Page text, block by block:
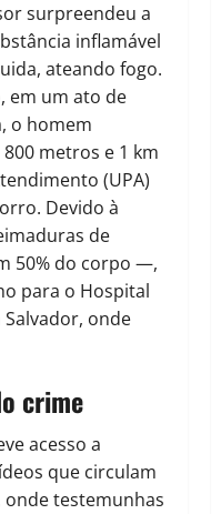
surpreendeu a
inflamável
ateando fogo.
em um ato de
o homem
metros e 1 km
(UPA)
Devido à
de
50% do corpo —,
para o Hospital
Salvador, onde
crime
acesso a
que circulam
onde testemunhas